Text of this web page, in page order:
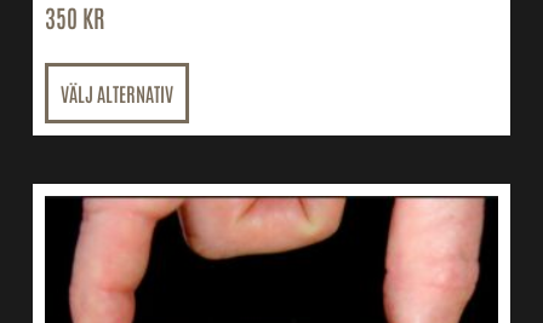
350 KR
VÄLJ ALTERNATIV